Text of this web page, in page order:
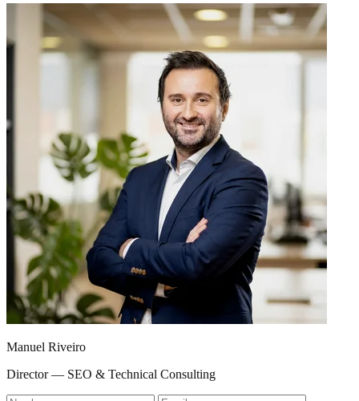
Manuel Riveiro
Director — SEO & Technical Consulting